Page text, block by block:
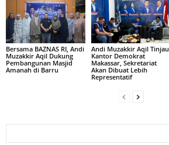
Bersama BAZNAS RI, Andi
Muzakkir Aqil Dukung
Pembangunan Masjid
Amanah di Barru
Andi Muzakkir Aqil Tinjau
Kantor Demokrat
Makassar, Sekretariat
Akan Dibuat Lebih
Representatif